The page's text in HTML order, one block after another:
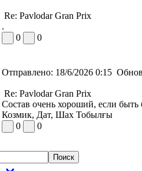
Re: Pavlodar Gran Prix
.
0
0
Отправлено: 18/6/2026 0:15
Re: Pavlodar Gran Prix
Состав очень хороший, если
Козмик, Дат, Шах Тобылғы
0
0